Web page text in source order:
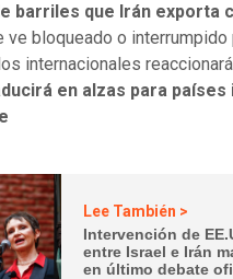
barriles que Irán exporta
ve bloqueado o interrumpido
internacionales
en alzas para
Lee También >
Intervención de
entre Israel e Irán
en último debate